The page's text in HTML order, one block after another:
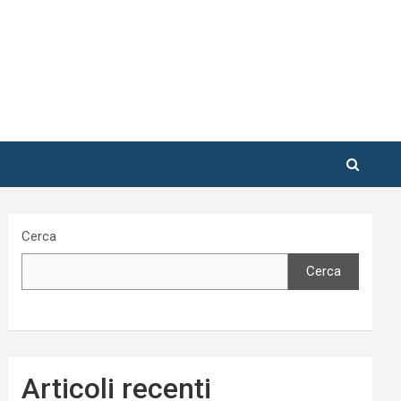
Cerca
Cerca
Articoli recenti